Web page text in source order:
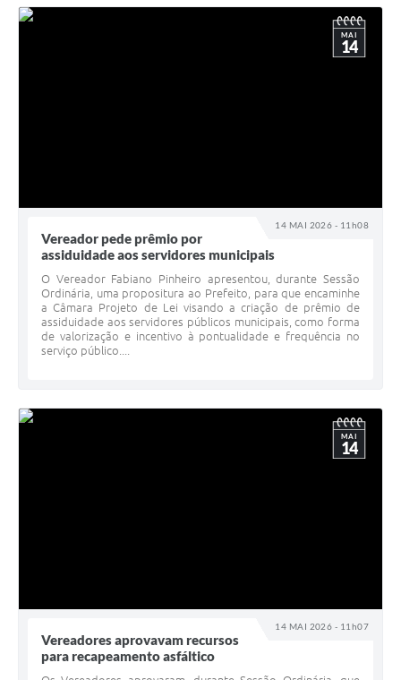
14 MAI 2026 - 11h08
MAI
14
Vereador pede prêmio por
assiduidade aos servidores municipais
O Vereador Fabiano Pinheiro apresentou, durante Sessão
Ordinária, uma propositura ao Prefeito, para que encaminhe
a Câmara Projeto de Lei visando a criação de prêmio de
assiduidade aos servidores públicos municipais, como forma
de valorização e incentivo à pontualidade e frequência no
serviço público....
14 MAI 2026 - 11h07
MAI
14
Vereadores aprovavam recursos
para recapeamento asfáltico